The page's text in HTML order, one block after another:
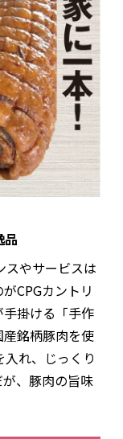
品
スやサービスは
CPGカントリ
掛ける「手作
銘柄豚肉を使
れ、じっくり
、豚肉の旨味